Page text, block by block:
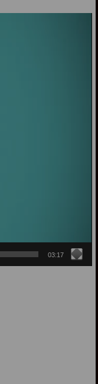
03:17